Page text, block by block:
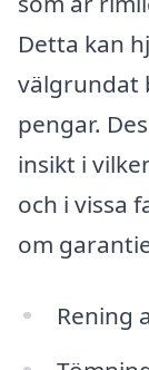
Detta kan
välgrundat
pengar.
insikt i
och i vissa
om
Rening